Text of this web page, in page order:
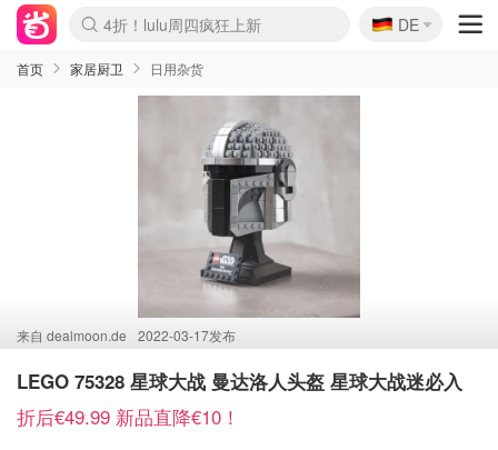
Boticinal 夏促开抢！
4折！lulu周四疯狂上新
还没结束！&OtherStories大促
Joybuy变相75折 随时失效
速领！Stanley独家85折
疑似霸哥！Camper额外叠85折
Zalando 奥莱闪促！每日更新
Moncler反季囤！5折起+叠9折
Coach Brooklyn仅€192
🇩🇪
DE
首页 家居厨卫 日用杂货
来自 dealmoon.de 2022-03-17发布
LEGO 75328 星球大战 曼达洛人头盔 星球大战迷必入
折后€49.99 新品直降€10！